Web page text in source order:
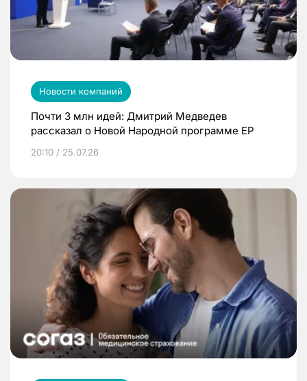
Новости компаний
Почти 3 млн идей: Дмитрий Медведев
рассказал о Новой Народной программе ЕР
20:10 / 25.07.26